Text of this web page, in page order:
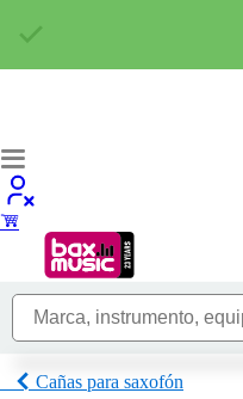
Cañas para saxofón